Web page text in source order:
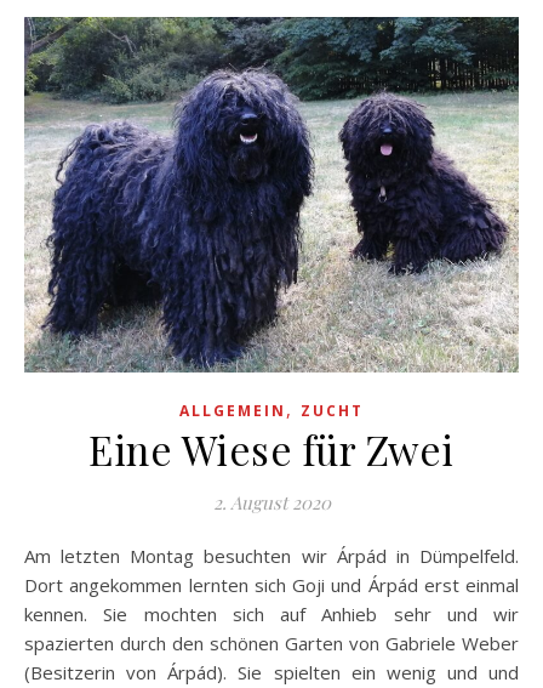
ALLGEMEIN , ZUCHT
Eine Wiese für Zwei
2. August 2020
Am letzten Montag besuchten wir Árpád in Dümpelfeld.
Dort angekommen lernten sich Goji und Árpád erst einmal
kennen. Sie mochten sich auf Anhieb sehr und wir
spazierten durch den schönen Garten von Gabriele Weber
(Besitzerin von Árpád). Sie spielten ein wenig und und